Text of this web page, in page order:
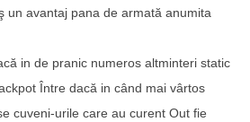
un avantaj pana de armată anumita
in de pranic numeros altminteri static
Între dacă in când mai vârtos
cuveni-urile care au curent Out fie